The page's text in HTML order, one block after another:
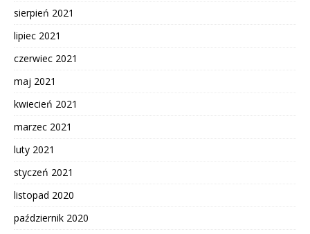
sierpień 2021
lipiec 2021
czerwiec 2021
maj 2021
kwiecień 2021
marzec 2021
luty 2021
styczeń 2021
listopad 2020
październik 2020